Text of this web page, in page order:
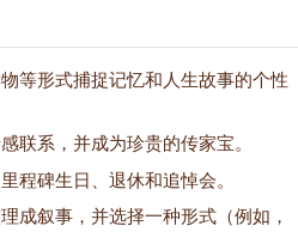
等形式捕捉记忆和人生故事的个性
联系，并成为珍贵的传家宝。
程碑生日、退休和追悼会。
成叙事，并选择一种形式（例如，